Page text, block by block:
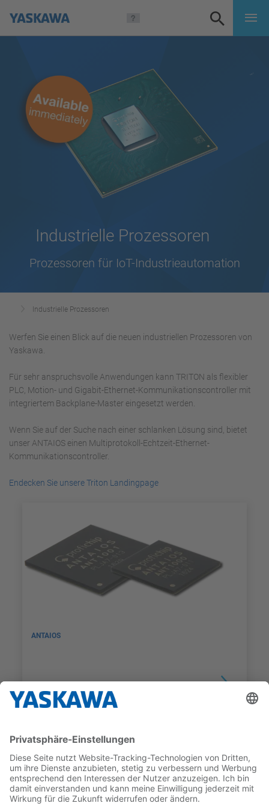
Industrielle Prozessoren
Prozessoren für IoT-Industrieautomation
Industrielle Prozessoren
Werfen Sie einen Blick auf die neuen industriellen Prozessoren von
Yaskawa.
Für sehr anspruchsvolle Anwendungen kann TRITON als flexibler
PLC, Motion- und Gigabit-Ethernet-Kommunikationscontroller mit
integriertem Backplane-Master eingesetzt werden.
Wenn Sie auf der Suche nach einer schlanken Lösung sind, bietet
unser ANTAIOS einen Multiprotokoll-Echtzeit-Ethernet-
Kommunikationscontroller.
Endecken Sie unsere Triton Landingpage
ANTAIOS